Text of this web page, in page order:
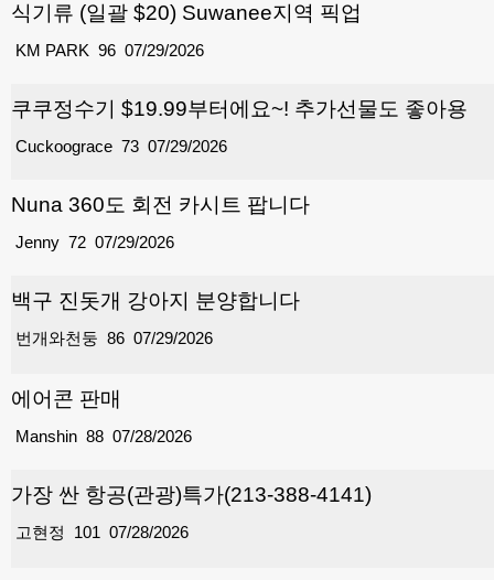
식기류 (일괄 $20) Suwanee지역 픽업
96
KM PARK 07/29/2026
쿠쿠정수기 $19.99부터에요~! 추가선물도 좋아용
73
Cuckoograce 07/29/2026
Nuna 360도 회전 카시트 팝니다
72
Jenny 07/29/2026
백구 진돗개 강아지 분양합니다
86
번개와천둥 07/29/2026
에어콘 판매
88
Manshin 07/28/2026
가장 싼 항공(관광)특가(213-388-4141)
101
고현정 07/28/2026